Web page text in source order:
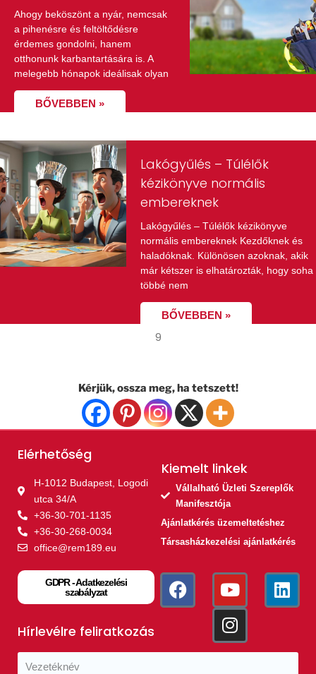
Ahogy beköszönt a nyár, nemcsak
a pihenésre és feltöltődésre
érdemes gondolni, hanem
otthonunk karbantartására is. A
melegebb hónapok ideálisak olyan
BŐVEBBEN »
Lakógyűlés – Túlélők
kézikönyve normális
embereknek
Lakógyűlés – Túlélők kézikönyve
normális embereknek Kezdőknek és
haladóknak. Különösen azoknak, akik
már kétszer is elhatározták, hogy soha
többé nem
BŐVEBBEN »
9
Kérjük, ossza meg, ha tetszett!
Elérhetőség
H-1012 Budapest, Logodi
utca 34/A
+36-30-701-1135
+36-30-268-0034
office@rem189.eu
GDPR - Adatkezelési
szabályzat
Kiemelt linkek​
Vállalható Üzleti Szereplők
Manifesztója
Ajánlatkérés üzemeltetéshez
Társasházkezelési ajánlatkérés
Hírlevélre feliratkozás